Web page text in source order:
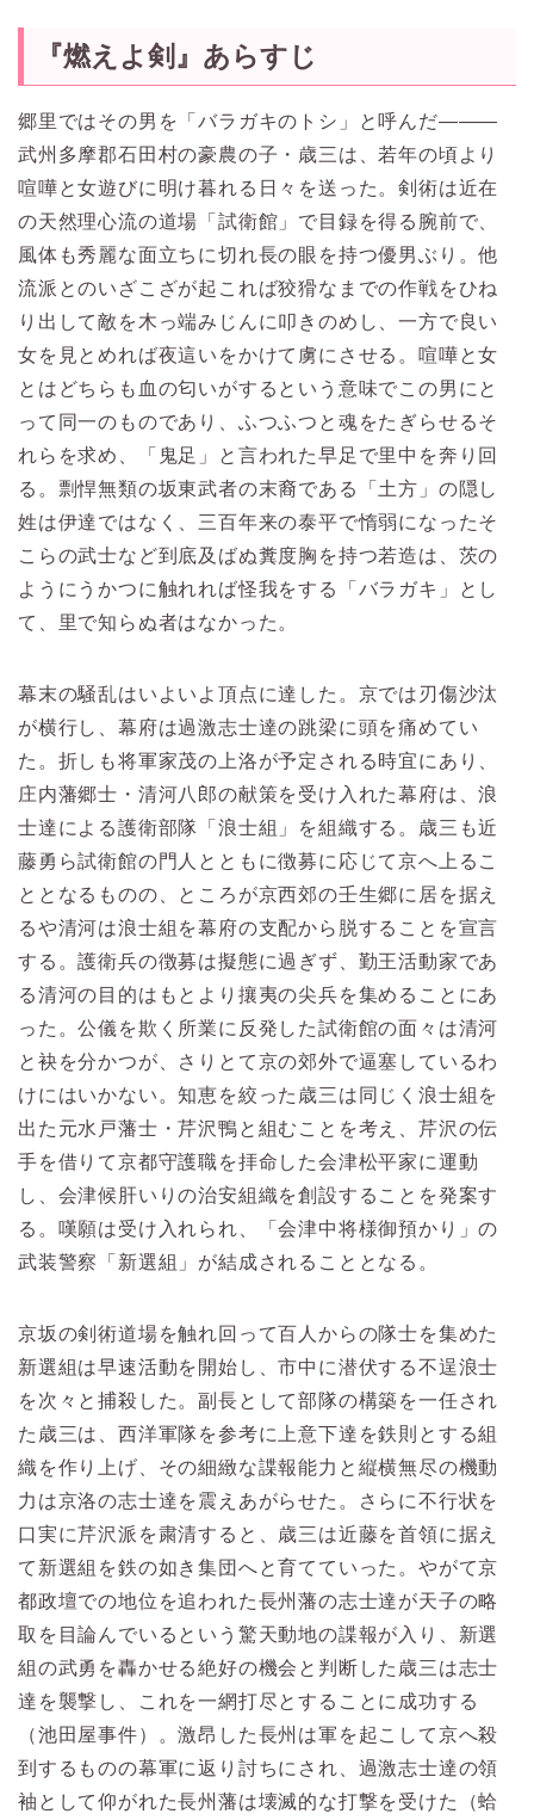
『燃えよ剣』あらすじ
郷里ではその男を「バラガキのトシ」と呼んだ―――
武州多摩郡石田村の豪農の子・歳三は、若年の頃より
喧嘩と女遊びに明け暮れる日々を送った。剣術は近在
の天然理心流の道場「試衛館」で目録を得る腕前で、
風体も秀麗な面立ちに切れ長の眼を持つ優男ぶり。他
流派とのいざこざが起これば狡猾なまでの作戦をひね
り出して敵を木っ端みじんに叩きのめし、一方で良い
女を見とめれば夜這いをかけて虜にさせる。喧嘩と女
とはどちらも血の匂いがするという意味でこの男にと
って同一のものであり、ふつふつと魂をたぎらせるそ
れらを求め、「鬼足」と言われた早足で里中を奔り回
る。剽悍無類の坂東武者の末裔である「土方」の隠し
姓は伊達ではなく、三百年来の泰平で惰弱になったそ
こらの武士など到底及ばぬ糞度胸を持つ若造は、茨の
ようにうかつに触れれば怪我をする「バラガキ」とし
て、里で知らぬ者はなかった。
幕末の騒乱はいよいよ頂点に達した。京では刃傷沙汰
が横行し、幕府は過激志士達の跳梁に頭を痛めてい
た。折しも将軍家茂の上洛が予定される時宜にあり、
庄内藩郷士・清河八郎の献策を受け入れた幕府は、浪
士達による護衛部隊「浪士組」を組織する。歳三も近
藤勇ら試衛館の門人とともに徴募に応じて京へ上るこ
ととなるものの、ところが京西郊の壬生郷に居を据え
るや清河は浪士組を幕府の支配から脱することを宣言
する。護衛兵の徴募は擬態に過ぎず、勤王活動家であ
る清河の目的はもとより攘夷の尖兵を集めることにあ
った。公儀を欺く所業に反発した試衛館の面々は清河
と袂を分かつが、さりとて京の郊外で逼塞しているわ
けにはいかない。知恵を絞った歳三は同じく浪士組を
出た元水戸藩士・芹沢鴨と組むことを考え、芹沢の伝
手を借りて京都守護職を拝命した会津松平家に運動
し、会津候肝いりの治安組織を創設することを発案す
る。嘆願は受け入れられ、「会津中将様御預かり」の
武装警察「新選組」が結成されることとなる。
京坂の剣術道場を触れ回って百人からの隊士を集めた
新選組は早速活動を開始し、市中に潜伏する不逞浪士
を次々と捕殺した。副長として部隊の構築を一任され
た歳三は、西洋軍隊を参考に上意下達を鉄則とする組
織を作り上げ、その細緻な諜報能力と縦横無尽の機動
力は京洛の志士達を震えあがらせた。さらに不行状を
口実に芹沢派を粛清すると、歳三は近藤を首領に据え
て新選組を鉄の如き集団へと育てていった。やがて京
都政壇での地位を追われた長州藩の志士達が天子の略
取を目論んでいるという驚天動地の諜報が入り、新選
組の武勇を轟かせる絶好の機会と判断した歳三は志士
達を襲撃し、これを一網打尽とすることに成功する
（池田屋事件）。激昂した長州は軍を起こして京へ殺
到するものの幕軍に返り討ちにされ、過激志士達の領
袖として仰がれた長州藩は壊滅的な打撃を受けた（蛤